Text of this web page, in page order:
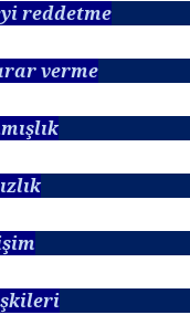
reddetme
verme